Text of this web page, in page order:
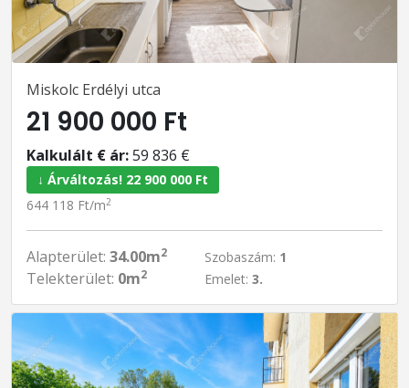
Miskolc Erdélyi utca
21 900 000 Ft
Kalkulált € ár:59 836 €
↓ Árváltozás! 22 900 000 Ft
644 118 Ft/m2
Alapterület: 34.00m2
Telekterület: 0m2
Szobaszám: 1
Emelet: 3.